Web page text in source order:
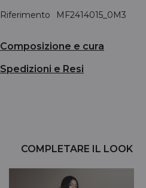
Riferimento
MF2414015_0M3
Composizione e cura
Spedizioni e Resi
COMPLETARE IL LOOK